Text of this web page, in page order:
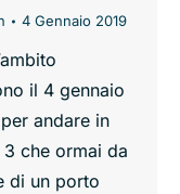
4 Gennaio 2019
il 4 gennaio
andare in
che ormai da
di un porto